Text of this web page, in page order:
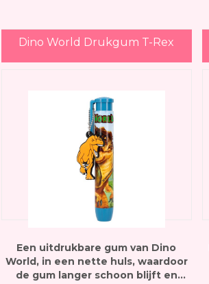
Dino World Drukgum T-Rex
Een uitdrukbare gum van Dino
World, in een nette huls, waardoor
de gum langer schoon blijft en